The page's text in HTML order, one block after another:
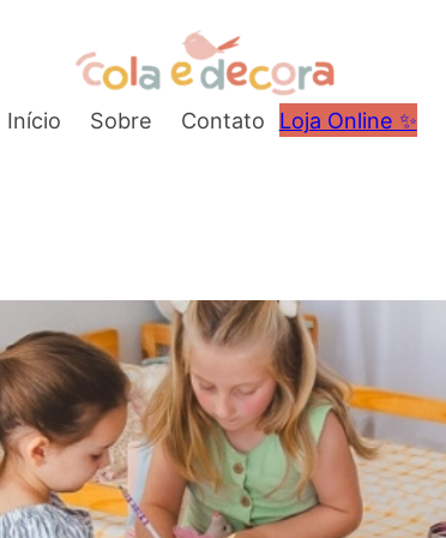
Início Sobre Contato Loja Online ✨